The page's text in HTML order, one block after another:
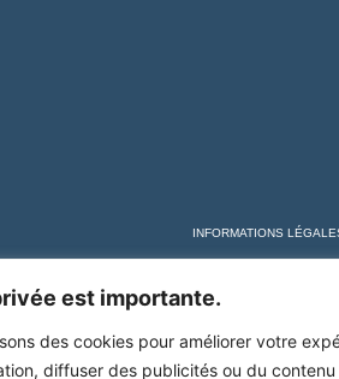
est importante.
des cookies pour améliorer votre
diffuser des publicités ou du contenu
INFORMATIONS